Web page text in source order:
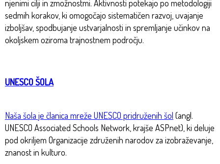
njenimi cilji in zmožnostmi. Aktivnosti potekajo po metodologiji
sedmih korakov, ki omogočajo sistematičen razvoj, uvajanje
izboljšav, spodbujanje ustvarjalnosti in spremljanje učinkov na
okoljskem oziroma trajnostnem področju.
UNESCO ŠOLA
Naša šola je članica mreže UNESCO pridruženih šol (angl.
UNESCO Associated Schools Network, krajše ASPnet), ki deluje
pod okriljem Organizacije združenih narodov za izobraževanje,
znanost in kulturo.